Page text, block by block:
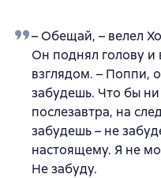
– Обещай, – велел
Он поднял голову и
взглядом. – Поппи,
забудешь. Что бы ни
послезавтра, на
забудешь – не
настоящему. Я не
Не забуду.